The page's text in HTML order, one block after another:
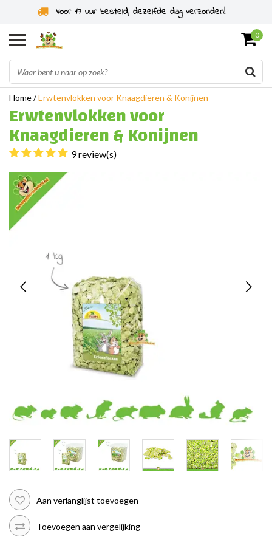
Specialist in knaagdieren sinds 2011
0
Home/Erwtenvlokken voor Knaagdieren & Konijnen
Erwtenvlokken voor
Knaagdieren & Konijnen
9 review(s)
Aan verlanglijst toevoegen
Toevoegen aan vergelijking